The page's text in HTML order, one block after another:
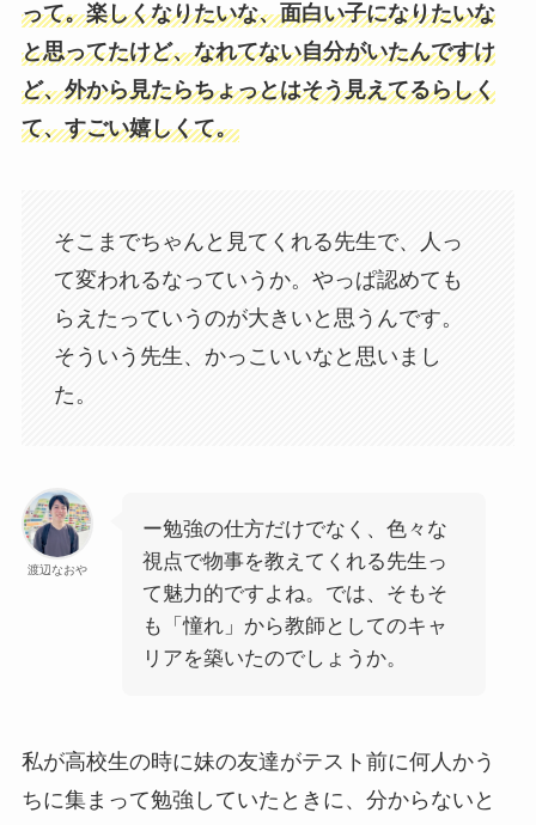
って。楽しくなりたいな、面白い子になりたいな
と思ってたけど、なれてない自分がいたんですけ
ど、外から見たらちょっとはそう見えてるらしく
て、すごい嬉しくて。
そこまでちゃんと見てくれる先生で、人っ
て変われるなっていうか。やっぱ認めても
らえたっていうのが大きいと思うんです。
そういう先生、かっこいいなと思いまし
た。
渡辺なおや
ー勉強の仕方だけでなく、色々な
視点で物事を教えてくれる先生っ
て魅力的ですよね。では、そもそ
も「憧れ」から教師としてのキャ
リアを築いたのでしょうか。
私が高校生の時に妹の友達がテスト前に何人かう
ちに集まって勉強していたときに、分からないと